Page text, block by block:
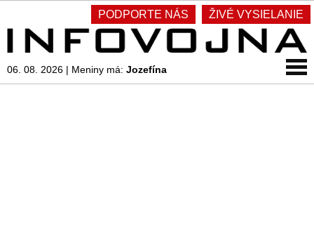
PODPORTE NÁS ŽIVÉ VYSIELANIE
06. 08. 2026 | Meniny má: Jozefína